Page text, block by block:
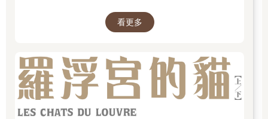
一起深入探尋羅浮宮八百年的歷史、珍藏的秘密
看更多